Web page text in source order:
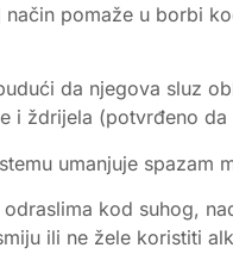
pomaže u borbi
da njegova sluz
i ždrijela (potvrđeno
umanjuje
kod suhog,
ili ne žele koristiti